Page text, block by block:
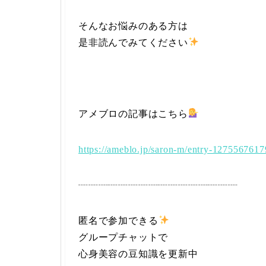
そんなお悩みのある方は
是非読んでみてください
アメブロの記事はこちら
https://ameblo.jp/saron-m/entry-
┈┈┈┈┈┈┈┈┈┈┈┈┈┈┈┈
匿名で参加できる
グループチャットで
心身美容の豆知識を更新中